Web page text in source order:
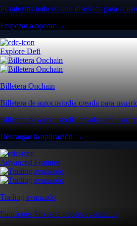
Plataforma todo en uno diseñada para el
Empezar a operar →
Explore Defi
Billetera Onchain
Billetera de autocustodia creada para
Billetera de autocustodia creada para
Descargar la aplicación →
Advanced Features
Trading avanzado
Funciones Pro para traders avanzados